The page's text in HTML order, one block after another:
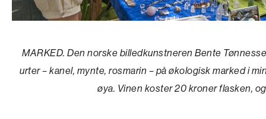
MARKED. Den norske billedkunstneren Bente
urter – kanel, mynte, rosmarin – på økologisk marked i
øya. Vinen koster 20 kroner flasken,